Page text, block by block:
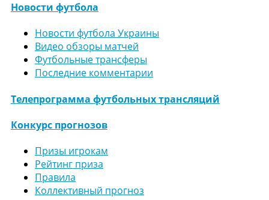
Новости футбола
Новости футбола Украины
Видео обзоры матчей
Футбольные трансферы
Последние комментарии
Телепрограмма футбольных трансляций
Конкурс прогнозов
Призы игрокам
Рейтинг приза
Правила
Коллективный прогноз